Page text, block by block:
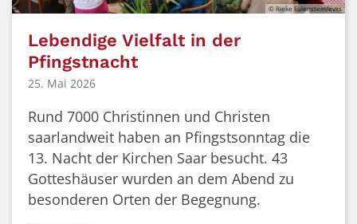
© Rieke Eulenstein/evks
Lebendige Vielfalt in der
Pfingstnacht
25. Mai 2026
Rund 7000 Christinnen und Christen
saarlandweit haben an Pfingstsonntag die
13. Nacht der Kirchen Saar besucht. 43
Gotteshäuser wurden an dem Abend zu
besonderen Orten der Begegnung.